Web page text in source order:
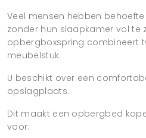
Veel mensen hebben
zonder hun slaapkamer vol te
opbergboxspring combineert
meubelstuk.
U beschikt over een
opslagplaats.
Dit maakt een opbergbed
voor: